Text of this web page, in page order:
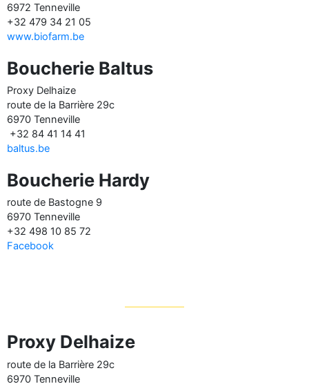
6972 Tenneville
+32 479 34 21 05
www.biofarm.be
Boucherie Baltus
Proxy Delhaize
route de la Barrière 29c
6970 Tenneville
+32 84 41 14 41
baltus.be
Boucherie Hardy
route de Bastogne 9
6970 Tenneville
+32 498 10 85 72
Facebook
Proxy Delhaize
route de la Barrière 29c
6970 Tenneville